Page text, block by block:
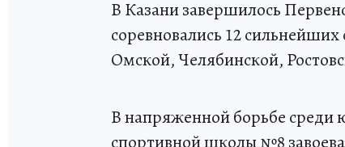
В Казани завершилось
соревновались 12
Омской, Челябинской,
В напряженной борьбе среди
спортивной школы №8